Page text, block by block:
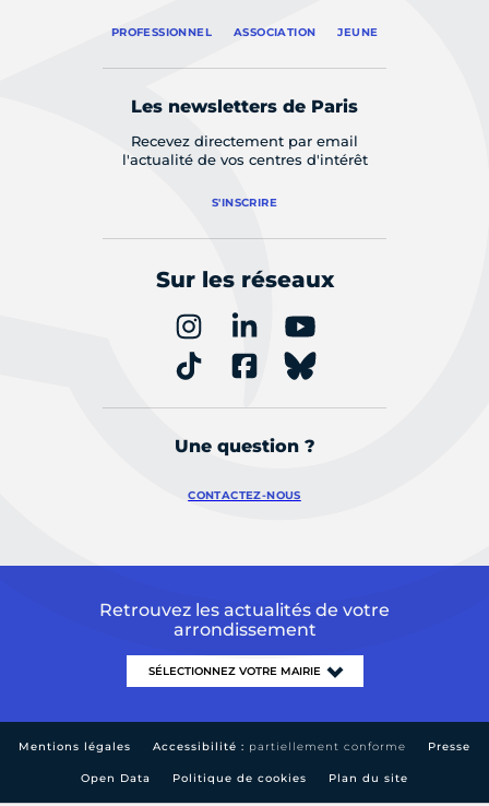
PROFESSIONNEL ASSOCIATION JEUNE
Les newsletters de Paris
Recevez directement par email
l'actualité de vos centres d'intérêt
S'INSCRIRE
Sur les réseaux
Une question ?
CONTACTEZ-NOUS
Retrouvez les actualités de votre
arrondissement
Mentions légales Accessibilité : partiellement conforme Presse
Open Data Politique de cookies Plan du site